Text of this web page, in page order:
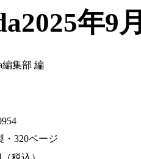
年9
編集部 編
・320ページ